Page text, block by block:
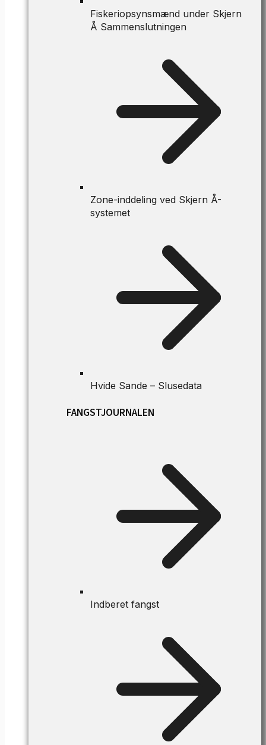
Fiskeriopsynsmænd under Skjern
Å Sammenslutningen
Zone-inddeling ved Skjern Å-
systemet
Hvide Sande – Slusedata
FANGSTJOURNALEN
Indberet fangst